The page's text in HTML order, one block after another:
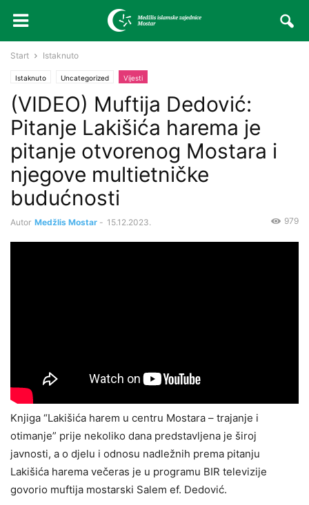
Start Istaknuto
Istaknuto Uncategorized Vijesti
(VIDEO) Muftija Dedović:
Pitanje Lakišića harema je
pitanje otvorenog Mostara i
njegove multietničke
budućnosti
Autor Medžlis Mostar - 15.12.2023. 979
Knjiga “Lakišića harem u centru Mostara – trajanje i
otimanje” prije nekoliko dana predstavljena je široj
javnosti, a o djelu i odnosu nadležnih prema pitanju
Lakišića harema večeras je u programu BIR televizije
govorio muftija mostarski Salem ef. Dedović.